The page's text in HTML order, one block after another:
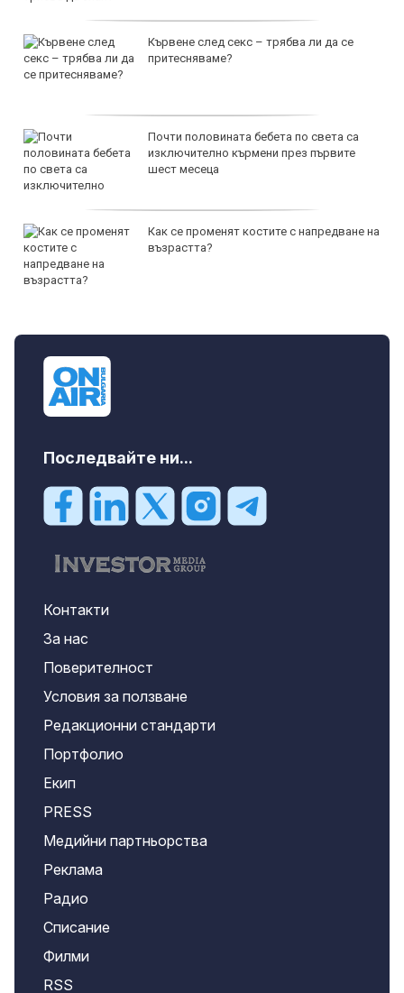
Кървене след секс – трябва ли да се
притесняваме?
Почти половината бебета по света са
изключително кърмени през първите
шест месеца
Как се променят костите с напредване на
възрастта?
Последвайте ни...
Контакти
За нас
Поверителност
Условия за ползване
Редакционни стандарти
Портфолио
Екип
PRESS
Медийни партньорства
Реклама
Радио
Списание
Филми
RSS